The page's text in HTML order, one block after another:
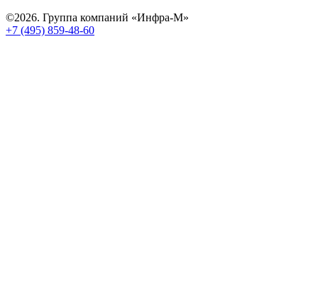
©2026. Группа компаний «Инфра-М»
+7 (495) 859-48-60